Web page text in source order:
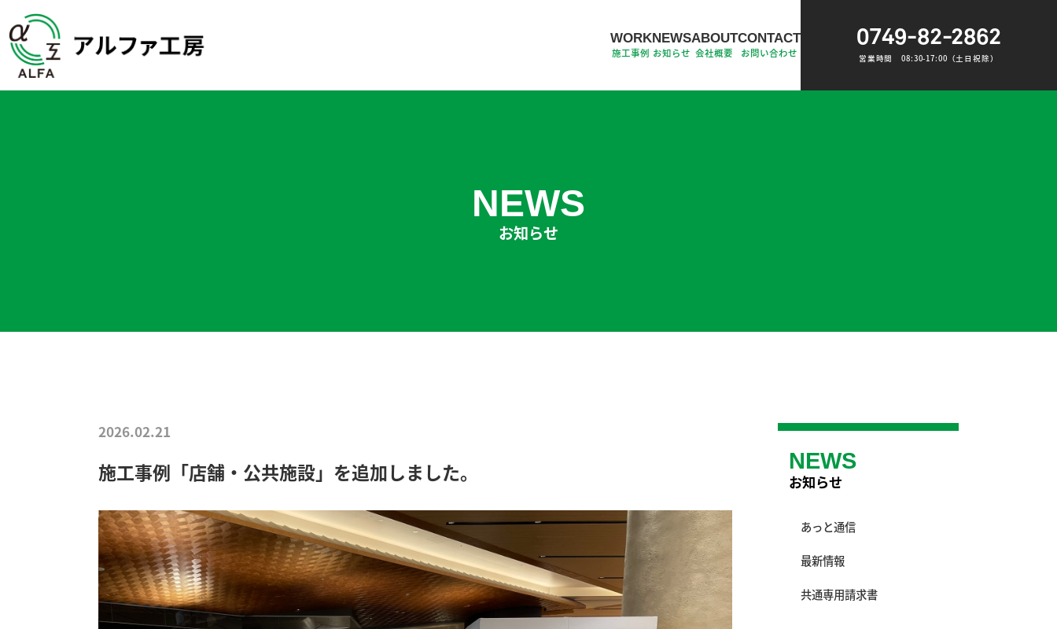
WORK
施工事例
NEWS
お知らせ
ABOUT
会社概要
CONTACT
お問い合わせ
0749-82-2862
営業時間 08:30-17:00（土日祝除）
NEWS
お知らせ
2026.02.21
施工事例「店舗・公共施設」を追加しました。 NEWS
お知らせ
あっと通信
最新情報
共通専用請求書